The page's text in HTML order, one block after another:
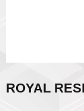
ROYAL